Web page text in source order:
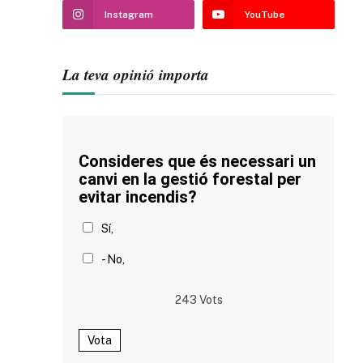
Instagram YouTube
La teva opinió importa
Consideres que és necessari un
canvi en la gestió forestal per
evitar incendis?
Sí,
- No,
243 Vots
Vota